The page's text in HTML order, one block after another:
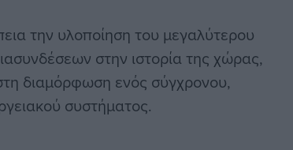
την υλοποίηση του μεγαλύτερου
στην ιστορία της χώρας,
διαμόρφωση ενός σύγχρονου,
συστήματος.